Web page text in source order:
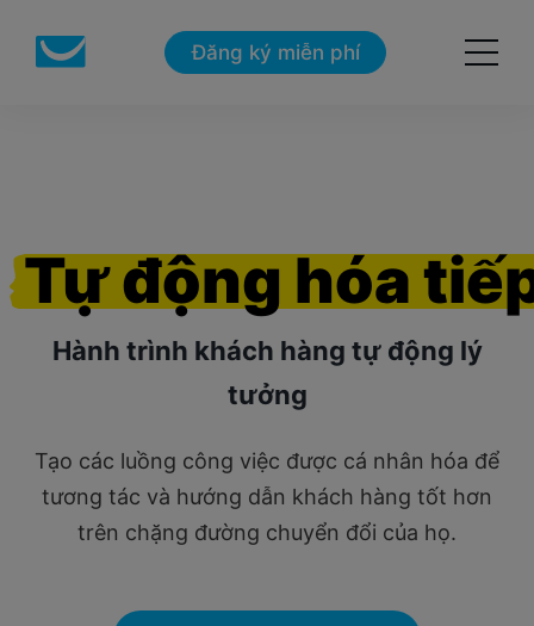
Đăng ký miễn phí
Tự động hóa
Hành trình khách hàng tự động lý
tưởng
Tạo các luồng công việc được cá nhân hóa để
tương tác và hướng dẫn khách hàng tốt hơn
trên chặng đường chuyển đổi của họ.